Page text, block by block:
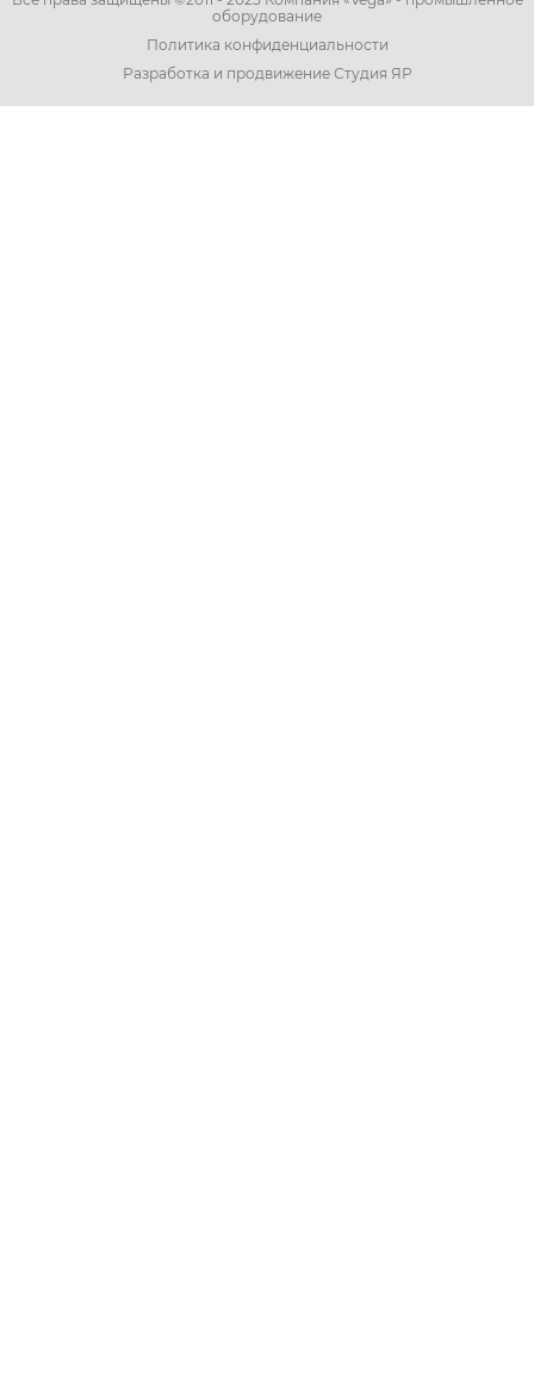
оборудование
Политика конфиденциальности
Разработка и продвижение Студия ЯР